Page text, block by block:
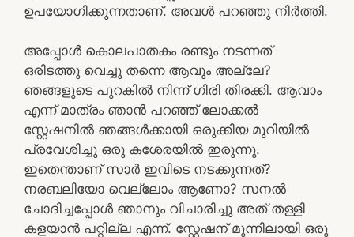
ഉപയോഗിക്കുന്നതാണ്. അവൾ പറഞ്ഞു നിർത്തി.
അപ്പോൾ കൊലപാതകം രണ്ടും നടന്നത്
ഒരിടത്തു വെച്ചു തന്നെ ആവും അല്ലേ?
ഞങ്ങളുടെ പുറകിൽ നിന്ന് ഗിരി തിരക്കി. ആവാം
എന്ന് മാത്രം ഞാൻ പറഞ്ഞ് ലോക്കൽ
സ്റ്റേഷനിൽ ഞങ്ങൾക്കായി ഒരുക്കിയ മുറിയിൽ
പ്രവേശിച്ചു ഒരു കശേരയിൽ ഇരുന്നു.
ഇതെന്താണ് സാർ ഇവിടെ നടക്കുന്നത്?
നരബലിയോ വെല്ലോം ആണോ? സനൽ
ചോദിച്ചപ്പോൾ ഞാനും വിചാരിച്ചു അത് തള്ളി
കളയാൻ പറ്റില്ല എന്ന്. സ്റ്റേഷന് മുന്നിലായി ഒരു